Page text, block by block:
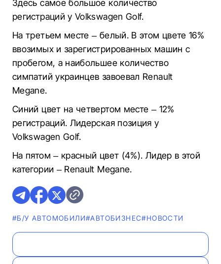
Здесь самое большое количество
регистраций у Volkswagen Golf.
На третьем месте – белый. В этом цвете 16%
ввозимых и зарегистрированных машин с
пробегом, а наибольшее количество
симпатий украинцев завоевал Renault
Megane.
Синий цвет на четвертом месте – 12%
регистраций. Лидерская позиция у
Volkswagen Golf.
На пятом – красный цвет (4%). Лидер в этой
категории – Renault Megane.
#Б/У АВТОМОБИЛИ#AВТОБИЗНЕС#НОВОСТИ